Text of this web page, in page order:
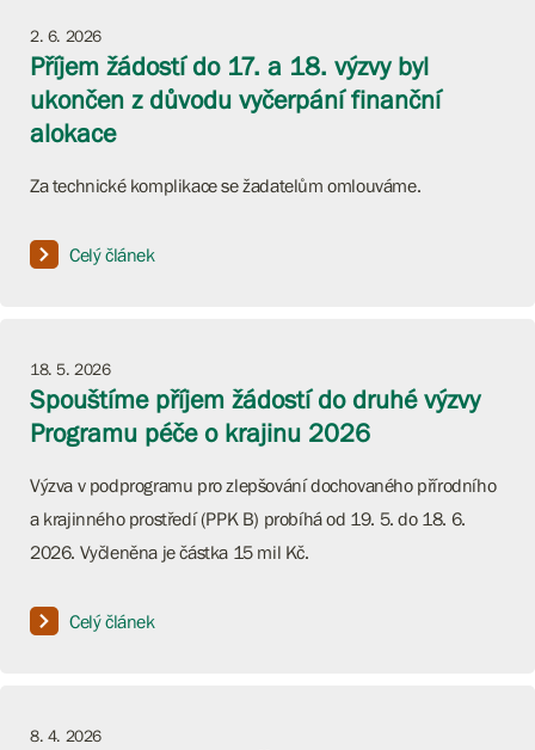
2. 6. 2026
Příjem žádostí do 17. a 18. výzvy byl
ukončen z důvodu vyčerpání finanční
alokace
Za technické komplikace se žadatelům omlouváme.
Celý článek
18. 5. 2026
Spouštíme příjem žádostí do druhé výzvy
Programu péče o krajinu 2026
Výzva v podprogramu pro zlepšování dochovaného přírodního
a krajinného prostředí (PPK B) probíhá od 19. 5. do 18. 6.
2026. Vyčleněna je částka 15 mil Kč.
Celý článek
8. 4. 2026